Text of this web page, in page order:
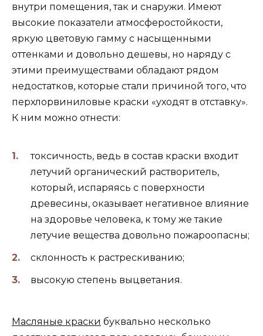
внутри помещения, так и снаружи. Имеют
высокие показатели атмосферостойкости,
яркую цветовую гамму с насыщенными
оттенками и довольно дешевы, но наряду с
этими преимуществами обладают рядом
недостатков, которые стали причиной того, что
перхлорвиниловые краски «уходят в отставку».
К ним можно отнести:
токсичность, ведь в состав краски входит
летучий органический растворитель,
который, испаряясь с поверхности
древесины, оказывает негативное влияние
на здоровье человека, к тому же такие
летучие вещества довольно пожароопасны;
склонность к растрескиванию;
высокую степень выцветания.
Масляные краски буквально несколько